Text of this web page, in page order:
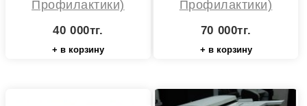
Профилактики)
40 000тг.
+ в корзину
Профилактики)
70 000тг.
+ в корзину